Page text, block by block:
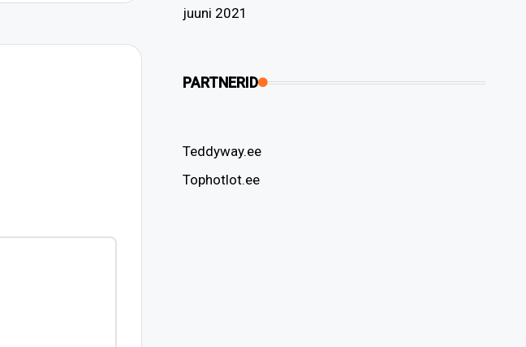
juuni 2021
PARTNERID
Teddyway.ee
Tophotlot.ee